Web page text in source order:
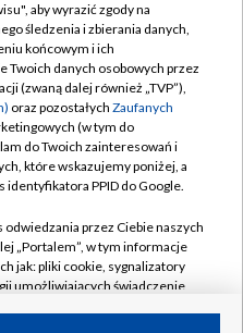
TVP
aby wyrazić zgody na
śledzenia i zbierania danych,
końcowym i ich
Twoich danych osobowych przez
(zwaną dalej również „TVP”),
oraz pozostałych Zaufanych
(w tym do
do Twoich zainteresowań i
które wskazujemy poniżej, a
identyfikatora PPID do Google.
przez Ciebie naszych
„Portalem”, w tym informacje
jak: pliki cookie, sygnalizatory
umożliwiających świadczenie